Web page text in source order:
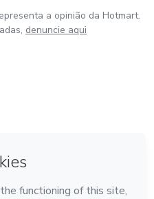
a opinião da Hotmart.
denuncie aqui